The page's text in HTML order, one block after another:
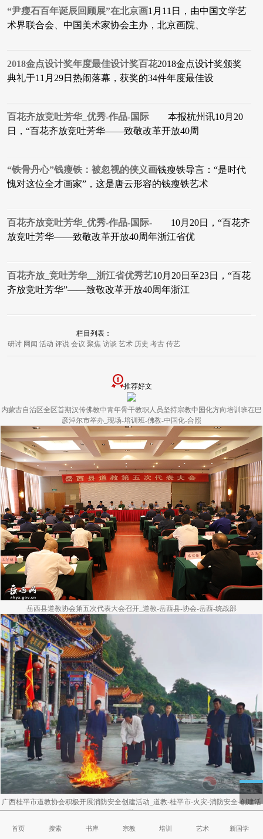
“尹瘦石百年诞辰回顾展”在北京画1月11日，由中国文学艺
术界联合会、中国美术家协会主办，北京画院、
2018金点设计奖年度最佳设计奖百花2018金点设计奖颁奖
典礼于11月29日热闹落幕，获奖的34件年度最佳设
百花齐放竞吐芳华_优秀-作品-国际 本报杭州讯10月20
日，“百花齐放竞吐芳华——致敬改革开放40周
“铁骨丹心”钱瘦铁：被忽视的侠义画钱瘦铁导言：“是时代
愧对这位全才画家”，这是唐云形容的钱瘦铁艺术
百花齐放竞吐芳华_优秀-作品-国际- 10月20日，“百花齐
放竞吐芳华——致敬改革开放40周年浙江省优
百花齐放_竞吐芳华__浙江省优秀艺10月20日至23日，“百花
齐放竞吐芳华”——致敬改革开放40周年浙江
栏目列表：
研讨 网闻 活动 评说 会议 聚焦 访谈 艺术 历史 考古 传艺
推荐好文
内蒙古自治区全区首期汉传佛教中青年骨干教职人员坚持宗教中国化方向培训班在巴
彦淖尔市举办_现场-培训班-佛教-中国化-合照
岳西县道教协会第五次代表大会召开_道教-岳西县-协会-岳西-统战部
广西桂平市道教协会积极开展消防安全创建活动_道教-桂平市-火灾-消防安全-创建活
动
首页 搜索 书库 宗教 培训 艺术 新国学